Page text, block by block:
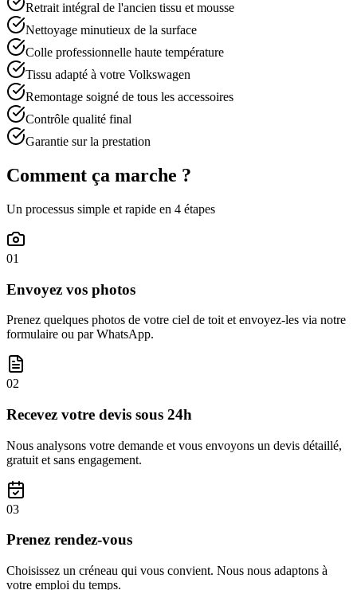
Retrait intégral de l'ancien tissu et mousse
Nettoyage minutieux de la surface
Colle professionnelle haute température
Tissu adapté à votre Volkswagen
Remontage soigné de tous les accessoires
Contrôle qualité final
Garantie sur la prestation
Comment ça marche ?
Un processus simple et rapide en 4 étapes
01
Envoyez vos photos
Prenez quelques photos de votre ciel de toit et envoyez-les via notre
formulaire ou par WhatsApp.
02
Recevez votre devis sous 24h
Nous analysons votre demande et vous envoyons un devis détaillé,
gratuit et sans engagement.
03
Prenez rendez-vous
Choisissez un créneau qui vous convient. Nous nous adaptons à
votre emploi du temps.